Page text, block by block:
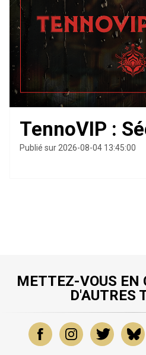
TennoVIP :
Publié sur 2026-08-04 13:45:00
METTEZ-VOUS EN
D'AUTRES